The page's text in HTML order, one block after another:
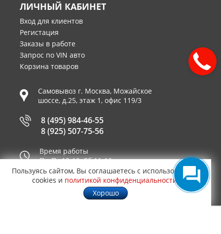
ЛИЧНЫЙ КАБИНЕТ
Вход для клиентов
Регистация
Заказы в работе
Запрос по VIN авто
Корзина товаров
Самовывоз г. Москва, Можайское
шоссе, д.25, этаж 1, офис 119/3
8 (495) 984-46-55
8 (925) 507-75-56
Время работы
Пн-Пт 10-19, Сб 11-16
Принимаем к оплате
Пользуясь сайтом, Вы соглашаетесь с использованием
cookies и политикой конфиденциальности
Хорошо